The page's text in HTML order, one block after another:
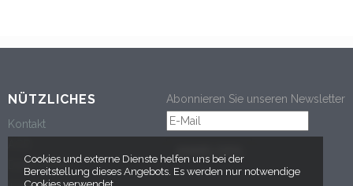
NÜTZLICHES
Kontakt
Datenschutz
Abonnieren Sie unseren Newsletter
Cookies und externe Dienste helfen uns bei der
Bereitstellung dieses Angebots. Es werden nur notwendige